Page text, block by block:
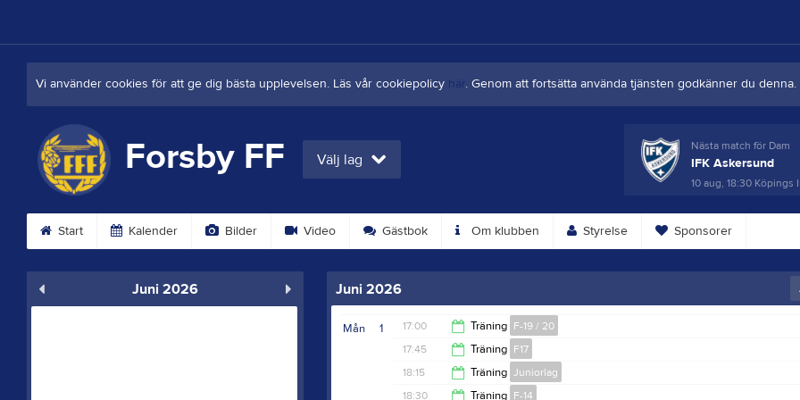
Vi använder cookies för att ge dig bästa upplevelsen. Läs vår cookiepolicy här. Genom att fortsätta använda tjänsten godkänner du denna.
Forsby FF Välj lag
Nästa match för Dam
IFK Askersund
10 aug, 18:30 Köpings
Start Kalender Bilder Video Gästbok Om klubben Styrelse Sponsorer
Juni 2026 Juni 2026
1
Mån 17:00 Träning F-19 / 20
18:00
17:45 Träning F17
19:00
18:15 Träning Juniorlag
18:30 Träning F-14